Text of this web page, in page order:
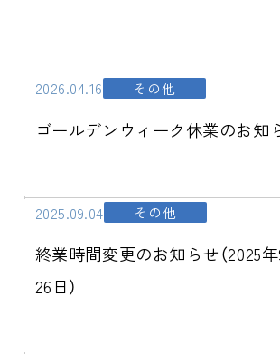
2026.04.16 その他
ゴールデンウィーク休業のお知
2025.09.04 その他
終業時間変更のお知らせ（2025年
26日）